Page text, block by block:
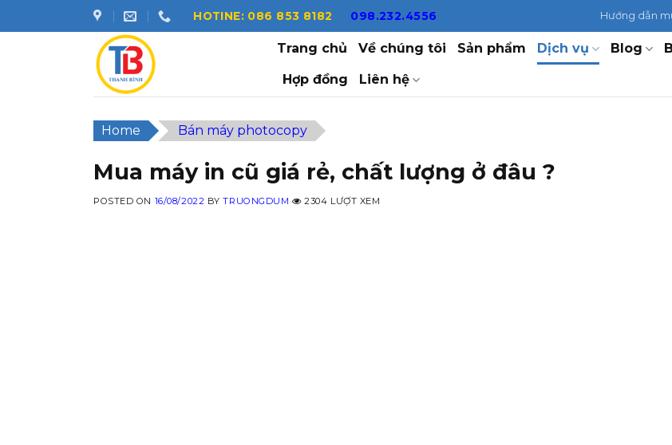
to
HOTINE: 086 853 8182 098.232.4556 Hướng dẫn
Trang chủ Về chúng tôi Sản phẩm Dịch vụ Blog
Hợp đồng Liên hệ
Home Bán máy photocopy
Mua máy in cũ giá rẻ, chất lượng ở đâu ?
POSTED ON 16/08/2022 BYTRUONGDUM 2304 LƯỢT XEM